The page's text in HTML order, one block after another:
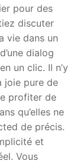
pour des
discuter
vie dans un
dialog
un clic. Il n’y
joie pure de
profiter de
qu’elles ne
de précis.
et
Vous